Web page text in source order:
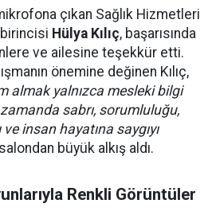
çıkan Sağlık Hizmetleri
Hülya Kılıç, başarısında
ve ailesine teşekkür etti.
önemine değinen Kılıç,
almak yalnızca mesleki bilgi
sabrı, sorumluluğu,
insan hayatına saygıyı
büyük alkış aldı.
Renkli Görüntüler